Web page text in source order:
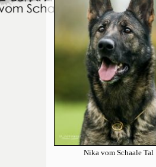
Nika vom Schaale Tal